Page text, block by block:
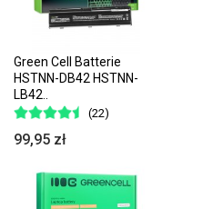
Green Cell Batterie
HSTNN-DB42 HSTNN-
LB42..
(22)
99,95 zł